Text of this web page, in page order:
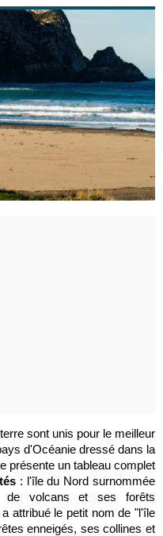
sont unis pour le meilleur
d'Océanie dressé dans la
présente un tableau complet
: l'île du Nord surnommée
de volcans et ses forêts
attribué le petit nom de "l'île
enneigés, ses collines et